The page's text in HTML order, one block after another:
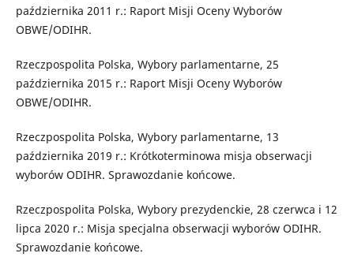
października 2011 r.: Raport Misji Oceny Wyborów
OBWE/ODIHR.
Rzeczpospolita Polska, Wybory parlamentarne, 25
października 2015 r.: Raport Misji Oceny Wyborów
OBWE/ODIHR.
Rzeczpospolita Polska, Wybory parlamentarne, 13
października 2019 r.: Krótkoterminowa misja obserwacji
wyborów ODIHR. Sprawozdanie końcowe.
Rzeczpospolita Polska, Wybory prezydenckie, 28 czerwca i 12
lipca 2020 r.: Misja specjalna obserwacji wyborów ODIHR.
Sprawozdanie końcowe.